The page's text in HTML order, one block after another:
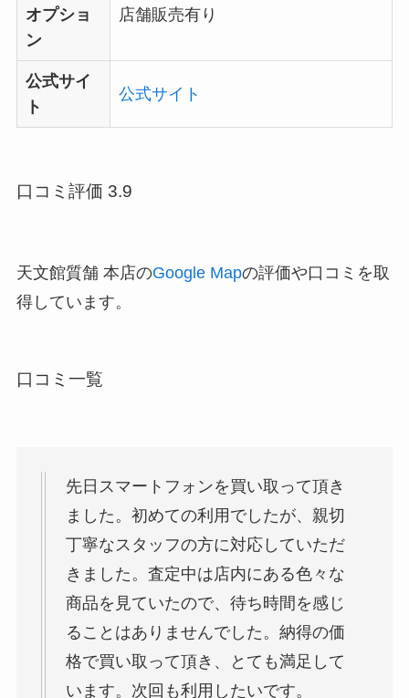
オプショ
ン
店舗販売有り
公式サイ
ト
公式サイト
口コミ評価 3.9
天文館質舗 本店のGoogle Mapの評価や口コミを取
得しています。
口コミ一覧
先日スマートフォンを買い取って頂き
ました。初めての利用でしたが、親切
丁寧なスタッフの方に対応していただ
きました。査定中は店内にある色々な
商品を見ていたので、待ち時間を感じ
ることはありませんでした。納得の価
格で買い取って頂き、とても満足して
います。次回も利用したいです。